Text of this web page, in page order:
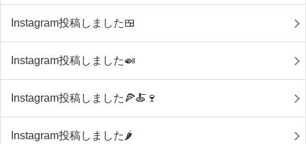
Instagram投稿しました🍱
Instagram投稿しました🍛
Instagram投稿しました🍕🍝🍷
Instagram投稿しました🌶